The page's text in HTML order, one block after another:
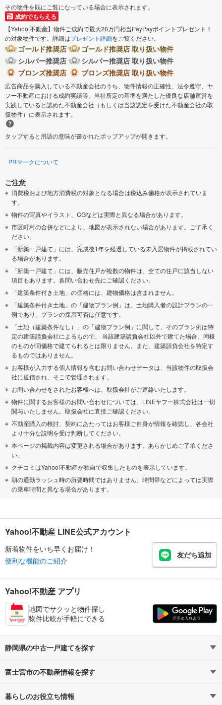
その物件を既にご覧になっている場合に表示されます。
成約でもらえる
【Yahoo!不動産】物件ご成約で最大20万円相当PayPayポイントプレゼント！
の対象物件です。詳細はプレゼント詳細をご覧ください。
ゴールド推奨店
ゴールド推奨店 取り扱い物件
シルバー推奨店
シルバー推奨店 取り扱い物件
ブロンズ推奨店
ブロンズ推奨店 取り扱い物件
広告商品を購入している不動産会社のうち、物件情報の正確性、法令遵守、ヤ
フー不動産における成約実績等、当社所定の基準を満たした優良な店舗運営を
実践していると認めた不動産会社（もしくは当該認定を受けた不動産会社の取
扱物件）に表示されます。
タップすると用語の意味が書かれたポップアップが開きます。
PRマークについて
ご注意
消費税および地方消費税の対象となる場合は税込み価格が表示されていま
す。
物件の写真やイラスト、CGなどは実際と異なる場合があります。
市区町村の合併などにより、地図が表示されない場合があります。ご了承く
ださい。
「新築一戸建て」には、完成後1年を経過している未入居物件が掲載されてい
る場合があります。
「新築一戸建て」には、販売住戸が複数の物件は、全ての住戸に該当しない
項目もあります。各問い合わせ先にご確認ください。
「建築条件付き土地」の価格には、建物価格は含まれません。
「建築条件付き土地」の「建物プラン例」は、土地購入者の設計プランの一
例であり、プランの採用可否は任意です。
「土地（建築条件なし）」の「建物プラン例」に関して、そのプラン例は特
定の建築請負会社によるもので、 当該建築請負会社以外で建てた場合、同様
のものが同価格で建てられるとは限りません。また、建築請負会社を特定す
るものではありません。
お客様が入力する個人情報を含むお問い合わせデータは、当該物件の取扱会
社に送信され、そこで管理されます。
お問い合わせをされたお客様へは、取扱会社がご連絡いたします。
物件に関するお客様のお問い合わせについては、LINEヤフー株式会社は一切
関与いたしません。取扱会社に直接ご確認ください。
不動産購入の検討、契約にあたってはお客様ご自身が情報を確認し、各会社
より十分な説明を受け判断してください。
本ページの掲載内容は変更される場合があります。あらかじめご了承くださ
い。
クチコミはYahoo!不動産が独自で収集したものを表示しています。
朝の通勤ラッシュ時の所要時間ではありません。時間帯などによっては実際
の乗車時間と異なる場合があります。
Yahoo!不動産 LINE公式アカウント
新着物件をいち早くお届け！
便利な機能のご紹介
友だち追加
Yahoo!不動産 アプリ
地図でサクッと物件探し
物件比較が手軽にできる
静岡県の中古一戸建てを探す
路線・駅から探す
通勤・通学時間から探す
富士宮市の不動産情報を探す
不動産・住宅
暮らしのお役立ち情報